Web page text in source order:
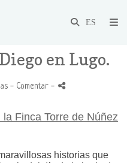
en Lugo.
- Comentar -
Finca Torre de Núñez
historias que